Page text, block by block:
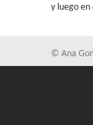
y luego
© Ana